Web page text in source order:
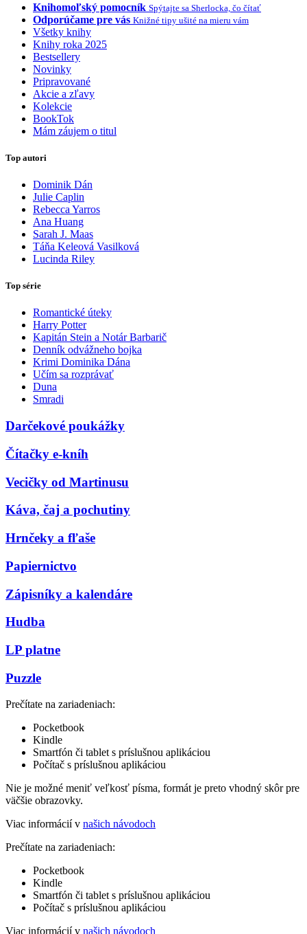
Knihomoľský pomocník Spýtajte sa Sherlocka, čo čítať
Odporúčame pre vás Knižné tipy ušité na mieru vám
Všetky knihy
Knihy roka 2025
Bestsellery
Novinky
Pripravované
Akcie a zľavy
Kolekcie
BookTok
Mám záujem o titul
Top autori
Dominik Dán
Julie Caplin
Rebecca Yarros
Ana Huang
Sarah J. Maas
Táňa Keleová Vasilková
Lucinda Riley
Top série
Romantické úteky
Harry Potter
Kapitán Stein a Notár Barbarič
Denník odvážneho bojka
Krimi Dominika Dána
Učím sa rozprávať
Duna
Smradi
Darčekové poukážky
Čítačky e-kníh
Vecičky od Martinusu
Káva, čaj a pochutiny
Hrnčeky a fľaše
Papiernictvo
Zápisníky a kalendáre
Hudba
LP platne
Puzzle
Prečítate na zariadeniach:
Pocketbook
Kindle
Smartfón či tablet s príslušnou aplikáciou
Počítač s príslušnou aplikáciou
Nie je možné meniť veľkosť písma, formát je preto vhodný skôr pre
väčšie obrazovky.
Viac informácií v našich návodoch
Prečítate na zariadeniach:
Pocketbook
Kindle
Smartfón či tablet s príslušnou aplikáciou
Počítač s príslušnou aplikáciou
Viac informácií v našich návodoch